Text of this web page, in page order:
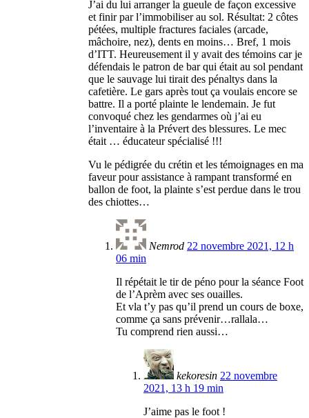
J’ai du lui arranger la gueule de façon excessive
et finir par l’immobiliser au sol. Résultat: 2 côtes
pétées, multiple fractures faciales (arcade,
mâchoire, nez), dents en moins… Bref, 1 mois
d’ITT. Heureusement il y avait des témoins car je
défendais le patron de bar qui était au sol pendant
que le sauvage lui tirait des pénaltys dans la
cafetière. Le gars après tout ça voulais encore se
battre. Il a porté plainte le lendemain. Je fut
convoqué chez les gendarmes où j’ai eu
l’inventaire à la Prévert des blessures. Le mec
était … éducateur spécialisé !!!
Vu le pédigrée du crétin et les témoignages en ma
faveur pour assistance à rampant transformé en
ballon de foot, la plainte s’est perdue dans le trou
des chiottes…
Nemrod 22 novembre 2021, 12 h
06 min
Il répétait le tir de péno pour la séance Foot
de l’Aprèm avec ses ouailles.
Et vla t’y pas qu’il prend un cours de boxe,
comme ça sans prévenir…rallala…
Tu comprend rien aussi…
kekoresin 22 novembre
2021, 13 h 19 min
J’aime pas le foot !